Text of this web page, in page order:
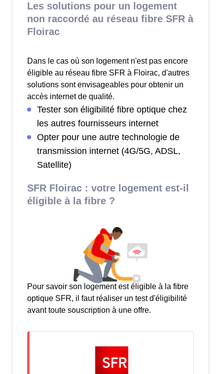
Les solutions pour un logement
non raccordé au réseau fibre SFR à
Floirac
Dans le cas où son logement n'est pas encore
éligible au réseau fibre SFR à Floirac, d'autres
solutions sont envisageables pour obtenir un
accès internet de qualité.
Tester son éligibilité fibre optique chez
les autres fournisseurs internet
Opter pour une autre technologie de
transmission internet (4G/5G, ADSL,
Satellite)
SFR Floirac : votre logement est-il
éligible à la fibre ?
Pour savoir son logement est éligible à la fibre
optique SFR, il faut réaliser un test d'éligibilité
avant toute souscription à une offre.